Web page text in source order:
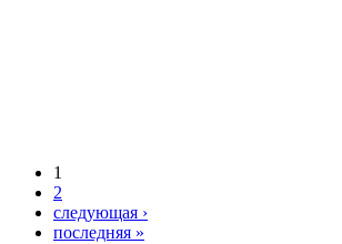
1
2
следующая ›
последняя »